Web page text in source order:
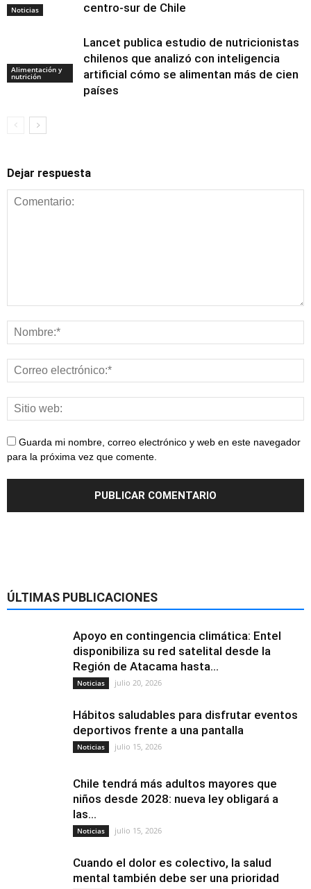
Noticias
centro-sur de Chile
Alimentación y
nutrición
Lancet publica estudio de nutricionistas
chilenos que analizó con inteligencia
artificial cómo se alimentan más de cien
países
Dejar respuesta
Guarda mi nombre, correo electrónico y web en este navegador
para la próxima vez que comente.
ÚLTIMAS PUBLICACIONES
Apoyo en contingencia climática: Entel
disponibiliza su red satelital desde la
Región de Atacama hasta...
Noticias julio 20, 2026
Hábitos saludables para disfrutar eventos
deportivos frente a una pantalla
Noticias julio 15, 2026
Chile tendrá más adultos mayores que
niños desde 2028: nueva ley obligará a
las...
Noticias julio 15, 2026
Cuando el dolor es colectivo, la salud
mental también debe ser una prioridad